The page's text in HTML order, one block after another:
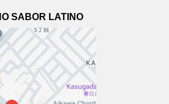
SABOR LATINO